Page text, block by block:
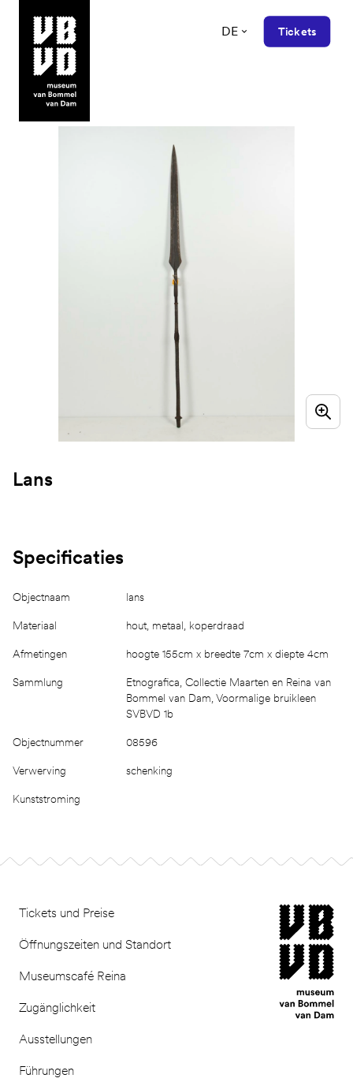
museum van Bommel van Dam
DE Tickets
Lans
Specificaties
Objectnaam lans
Materiaal hout, metaal, koperdraad
Afmetingen hoogte 155cm x breedte 7cm x diepte 4cm
Sammlung
Etnografica, Collectie Maarten en Reina van
Bommel van Dam, Voormalige bruikleen
SVBVD 1b
Objectnummer 08596
Verwerving schenking
Kunststroming
Tickets und Preise
Öffnungszeiten und Standort
Museumscafé Reina
Zugänglichkeit
Ausstellungen
Führungen
museum van